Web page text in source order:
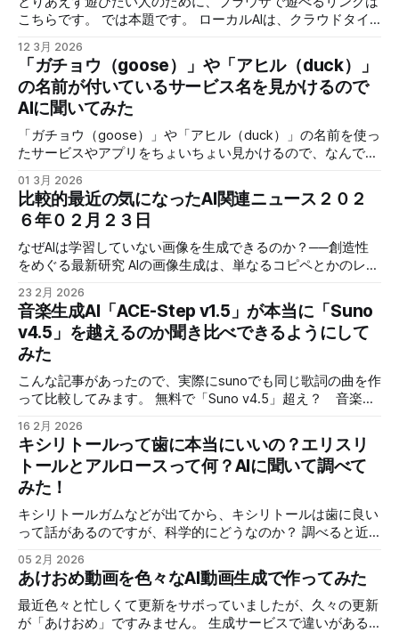
ので、何を注意すればそれっぽく作れるのかは少し実験して
みたいと思います。 まずはAIに素直に聞いてみる。AIの事は
AIに聞くのが一番です。 次の事に注意しろと教えてもらえま
す。 キャラクター設定: どのキャラクターを使いたいかを明
確に指定します。 セリフや感情表現: どのようなセ
のように動いているのか、内部的な動作を検証した ローカ
ルLLMで2万文字のドキュメント分析を試した話 -
DeepSeek-R1 32Bの実力検証 ローカルLLMの性能もどんど
ん高くなってきているので、そろそろクラウドとローカル
を、処理する内容によって使い分けると効率よくなるケース
も出てきそうです。 VIDIA 公式の日本語強化 LLM Nemotron
9B-v2-Japanese を色々なケースで試してみた Nemotron-
Nano-9B-v2-Japaneseってなんだ？〜NVIDIAが放つ日本語
特化9Bモデルをローカルで完全攻略〜 「Nemotron-Nano-
9B-v
こちらです。 では本題です。 ローカルAIは、クラウドタイ
前だと、簡単なコードなら問題無く作ってくれましたが、具
体的に細かい部分を指摘すると破綻したりして、中々うまく
行きませんでした。 正直ほぼ使い物にならない感じで、し
ばらく静観って感じだったのですが、こんな記事を発見！
クロードコードにクロードコード作ってって言って寝たら，
朝起きたらクロードコードが出来てたんだ… 万博でも猛威を
振るっていた、「落合陽一」さんが、Claude Code的な機能
をローカルAI特化で作られていて、オープンソースで手軽に
利用できます。 更に、AI界隈では珍しく、公式の日本語解説
まであります。 ハードウェア以外は、全て無料で簡単に構
築できるので、追加のお金を心配しなくてもいい、親御さん
も安心のvibecoding環境が整います。 じゃあ、実際にどの
くらいの事が出来るのか？ 試してみました。 今回の環境
は、WindowsPCに「vibe-local」をインストールします。
https:/
12 3月 2026
「ガチョウ（goose）」や「アヒル（duck）」
の名前が付いているサービス名を見かけるので
AIに聞いてみた
「ガチョウ（goose）」や「アヒル（duck）」の名前を使っ
たサービスやアプリをちょいちょい見かけるので、なんでか
す。 事の発端ですが、ガチョウとかアヒルって外人好きだ
よなって思う事があって、プライバーシー重視の検索サービ
ス「DuckDuckGo」とか、AIエージェントの「goose」と
か、VPNサービス「GOOSE VPN」など 他にもありそうなの
で、軽く検索して、探してみました。 軽く検索した結果
（探せばもっとあるはず） サービス概要 名前 検索サービス
DuckDuckGo ゲーム エスケープ フロム ダッコフ AIエージェ
ント goose 見守りサービス GOOSE ダウンジャケット
CANADA GOOSE 水鳥を自動カウントするサービス Goose
01 3月 2026
比較的最近の気になったAI関連ニュース２０２
６年０２月２３日
なぜAIは学習していない画像を生成できるのか？──創造性
をめぐる最新研究 AIの画像生成は、単なるコピペとかのレベ
だ完全には解明されていません。 AIの動作を現在分かってい
る事や、説なんかを解説している記事です。 気になる方は
読んでみてください。 AIの内部に脳の「報酬系」に酷似した
システムを発見：大規模言語モデルの知能を支える1%のドー
パミンニューロンと価値回路の正体 AIの仕組みに関しての研
究です。 人間の脳と同じような動きをAIもしている話なの
で、色々考えさせられます。結構面白いです。 サーバーワ
ークス、Anthropicの生成AIモデル「Claude」をAWS上で正
規ライセンス販売 コード生成AIは、コードを一度サーバーに
送るので、漏洩などの心配から利用できない企業も多かった
ですが、この仕組みを使うとAWSで自社専用に借りたサーバ
ーで「Claude」を動かす事が出来るので、使いやすい会社も
多くなりそうな仕組みです。 他に比べて使い勝手が良くる
ので、「Claude」が更に強くなりそうです。 AMDがグリグ
23 2月 2026
音楽生成AI「ACE-Step v1.5」が本当に「Suno
v4.5」を越えるのか聞き比べできるようにして
みた
こんな記事があったので、実際にsunoでも同じ歌詞の曲を作
って比較してみます。 無料で「Suno v4.5」超え？ 音楽生
Step v1.5」は、ComfyUIにテンプレートがあるので、簡単に
利用できまます。 軽く曲を作って、「suno v4.5」でも作成
してみます。ついでに「suno v5.0」でも作成して、比較し
てみたいと思います。 まずは、作成する曲についてです。
曲調などのスタイルは Style Prompt: Acoustic Guitar, Folk,
Country, Warm, Upbeat, Female vocal このような指定で、
ギター中心のカントリーで、ボーカルは女性を指定しまし
た。 続いて歌詞ですが、以下のような歌詞です。
16 2月 2026
キシリトールって歯に本当にいいの？エリスリ
トールとアルロースって何？AIに聞いて調べて
みた！
キシリトールガムなどが出てから、キシリトールは歯に良い
って話があるのですが、科学的にどうなのか？ 調べると近
たが、これってって何？ その辺をAIに聞いて調べました。
今回使用したAIです。 Gemini3 PRO gpt-oss:120b(ローカル)
GPT5.2 など高性能なAIを取りそろえて、色々聞いた結果を
まとめています。 とは言え、結論が欲しい方のために最初
05 2月 2026
あけおめ動画を色々なAI動画生成で作ってみた
最近色々と忙しくて更新をサボっていましたが、久々の更新
が「あけおめ」ですみません。 生成サービスで違いがある